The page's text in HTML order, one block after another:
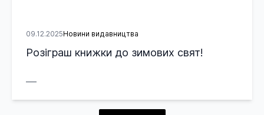
09.12.2025Новини видавництва
Розіграш книжки до зимових свят!